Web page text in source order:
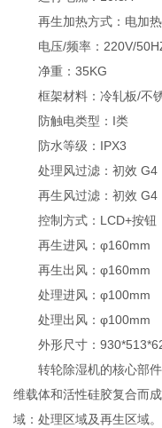
再生加热方式：电加热
电压/频率：220V/
净重：35KG
框架材料：冷轧板/不
防触电类型：I类
防水等级：IPX3
处理风过滤：初效 G4
再生风过滤：初效 G4
控制方式：LCD+按钮
再生进风：φ160mm
再生出风：φ160mm
处理进风：φ100mm
处理出风：φ100mm
外形尺寸：
转轮除湿机的核心部件
维载体和活性硅胶复合而
域：处理区域及再生区域。